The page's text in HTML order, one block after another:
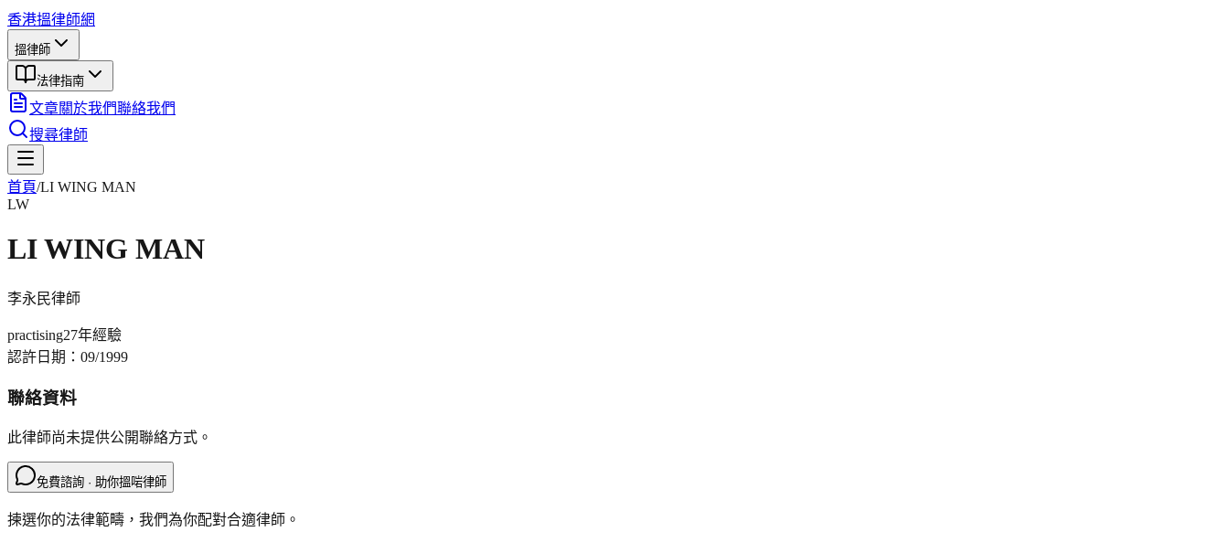
香港搵律師網
搵律師
法律指南
文章關於我們聯絡我們
搜尋律師
首頁/LI WING MAN
LW
LI WING MAN
李永民律師
practising27年經驗
認許日期： 09/1999
聯絡資料
此律師尚未提供公開聯絡方式。
免費諮詢 · 助你搵啱律師
揀選你的法律範疇，我們為你配對合適律師。